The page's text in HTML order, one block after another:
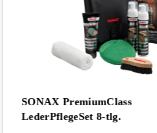
SONAX PremiumClass
LederPflegeSet 8-tlg.